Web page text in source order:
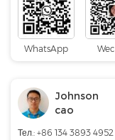
WhatsApp
Johnson
cao
Тел.: +86 134 3893 4952